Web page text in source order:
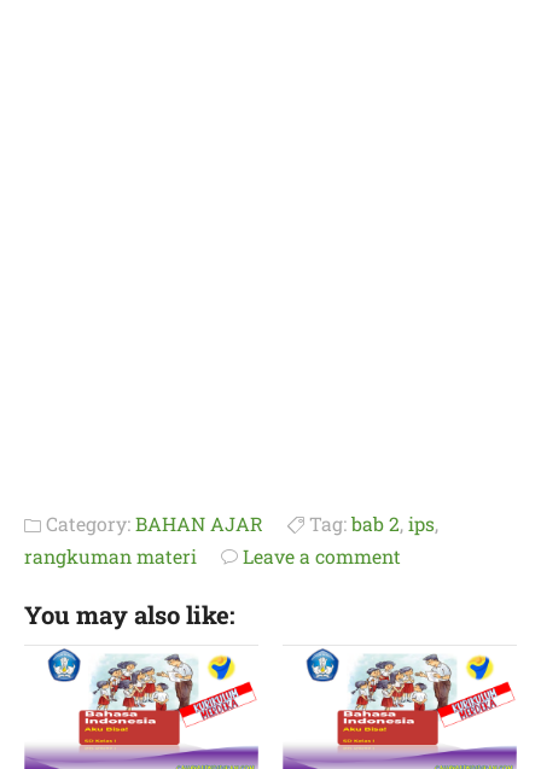
Category:BAHAN AJAR Tag:bab 2,ips,
rangkuman materi
Leave a comment
You may also like: